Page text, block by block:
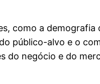
como a
público-alvo e o
do negócio e do